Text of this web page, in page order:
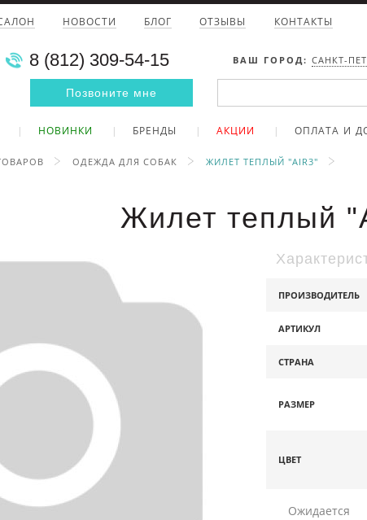
НОВОСТИ БЛОГ ОТЗЫВЫ КОНТАКТЫ
8 (812) 309-54-15 ВАШ ГОРОД: САНКТ-
Позвоните мне
НОВИНКИ БРЕНДЫ АКЦИИ ОПЛАТА И
ОДЕЖДА ДЛЯ СОБАК ЖИЛЕТ ТЕПЛЫЙ "AIR3"
Жилет теплый
ПРОИЗВОДИТЕЛЬ
АРТИКУЛ
СТРАНА
РАЗМЕР
ЦВЕТ
Ожидается